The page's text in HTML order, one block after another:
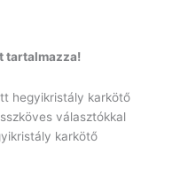
tartalmazza!
hegyikristály karkötő
választókkal
karkötő